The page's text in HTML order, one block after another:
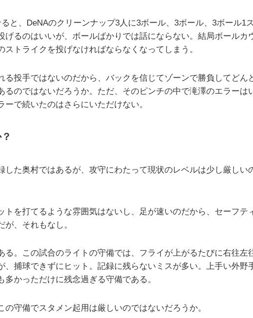
と、DeNAのクリーンナップ3人に3ボール、3ボール、3ボール1
げるのはいいが、ボールばかりでは話にならない。結局ボールカ
ストライクを投げなければならなくなってしまう。
る投手ではないのだから、バックを信じてゾーンで勝負してどん
るのではないだろうか。ただ、そのピンチの中で滝澤のエラーは
ーで続いたのはさらにいただけない。
した奥村ではあるが、攻守にわたって現状のレベルは少し厳しい
トを打てるような雰囲気はないし、足が速いのだから、セーフテ
、それもなし。
る。この試合のライトの守備では、フライが上がるたびに右往左
、捕球できずにヒット。記録に残らないミスが多い。上手い外野
多かっただけに残念過ぎる守備である。
の守備でスタメン起用は厳しいのではないだろうか。